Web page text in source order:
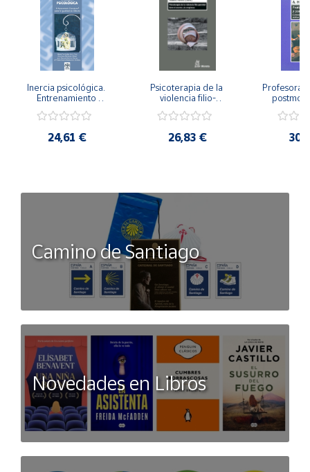
Inercia psicológica.
Entrenamiento
Igualdad de Género.
24,61 €
Psicoterapia de la
violencia filio-
secreto y la
26,83 €
Camino de Santiago
Novedades en Libros